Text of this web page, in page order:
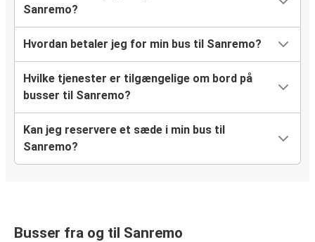
Sanremo?
Hvordan betaler jeg for min bus til Sanremo?
Hvilke tjenester er tilgængelige om bord på
busser til Sanremo?
Kan jeg reservere et sæde i min bus til
Sanremo?
Busser fra og til Sanremo